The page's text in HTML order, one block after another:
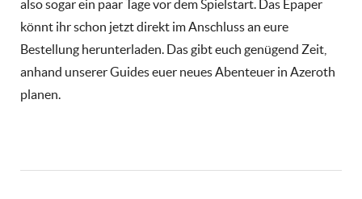
also sogar ein paar Tage vor dem Spielstart. Das Epaper
könnt ihr schon jetzt direkt im Anschluss an eure
Bestellung herunterladen. Das gibt euch genügend Zeit,
anhand unserer Guides euer neues Abenteuer in Azeroth
planen.